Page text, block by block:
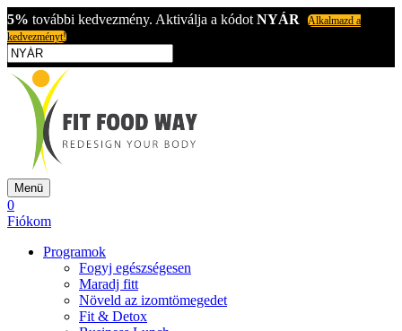
5% további kedvezmény. Aktiválja a kódot NYÁR
Alkalmazd a
kedvezményt!
Menü
0
Fiókom
Programok
Fogyj egészségesen
Maradj fitt
Növeld az izomtömegedet
Fit & Detox